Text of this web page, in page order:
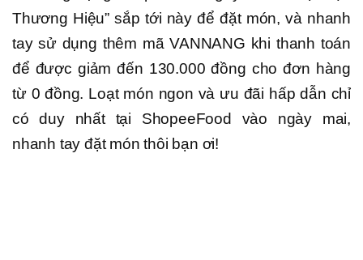
Thương Hiệu” sắp tới này để đặt món, và nhanh
tay sử dụng thêm mã VANNANG khi thanh toán
để được giảm đến 130.000 đồng cho đơn hàng
từ 0 đồng. Loạt món ngon và ưu đãi hấp dẫn chỉ
có duy nhất tại ShopeeFood vào ngày mai,
nhanh tay đặt món thôi bạn ơi!